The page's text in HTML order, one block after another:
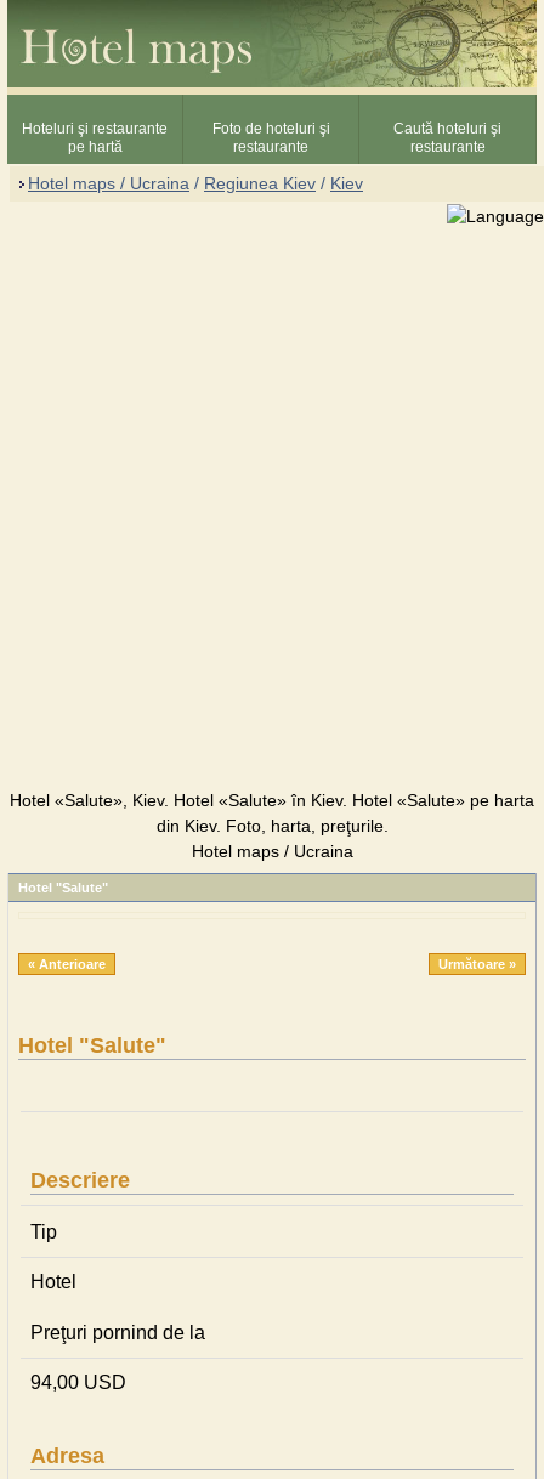
Hoteluri şi restaurante
pe hartă
Foto de hoteluri şi
restaurante
Caută hoteluri şi
restaurante
Hotel maps / Ucraina / Regiunea Kiev / Kiev
Hotel «Salute», Kiev. Hotel «Salute» în Kiev. Hotel «Salute» pe harta
din Kiev. Foto, harta, preţurile.
Hotel maps / Ucraina
Hotel "Salute"
« Anterioare Următoare »
Hotel "Salute"
Descriere
Tip
Hotel
Preţuri pornind de la
94,00 USD
Adresa